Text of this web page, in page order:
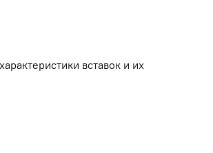
вставок и их